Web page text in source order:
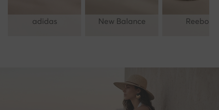
adidas New Balance Reebok